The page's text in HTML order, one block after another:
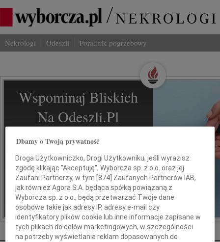
Nekrologi Odeszli Poradnik pogrzebowy
Wspominaj Bliskich
Na Odeszli.pl
Jak ich zapamiętaliśmy? Serwis
możliwość stworzenia unikalnego
wspomnienia. Dziel się nim z rodziną i
przyjaciółmi.
*ogłoszenie
Nekrologi Poznań
Dbamy o Twoją prywatność
Droga Użytkowniczko, Drogi Użytkowniku, jeśli wyrazisz
zgodę klikając "Akceptuję", Wyborcza sp. z o.o. oraz jej
Zaufani Partnerzy, w tym [874 ] Zaufanych Partnerów IAB,
jak również Agora S.A. będąca spółką powiązaną z
Wyborcza sp. z o.o., będą przetwarzać Twoje dane
osobowe takie jak adresy IP, adresy e-mail czy
identyfikatory plików cookie lub inne informacje zapisane w
tych plikach do celów marketingowych, w szczególności
na potrzeby wyświetlania reklam dopasowanych do